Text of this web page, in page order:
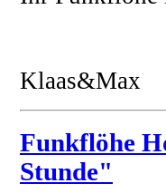
Klaas&Max
Funkflöhe
Stunde"